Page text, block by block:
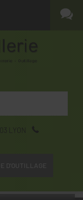
LYON
D'OUTILLAGE